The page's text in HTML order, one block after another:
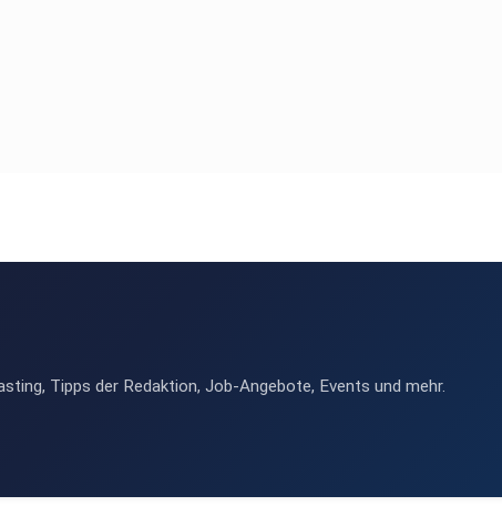
Tipps der Redaktion, Job-Angebote, Events und mehr.